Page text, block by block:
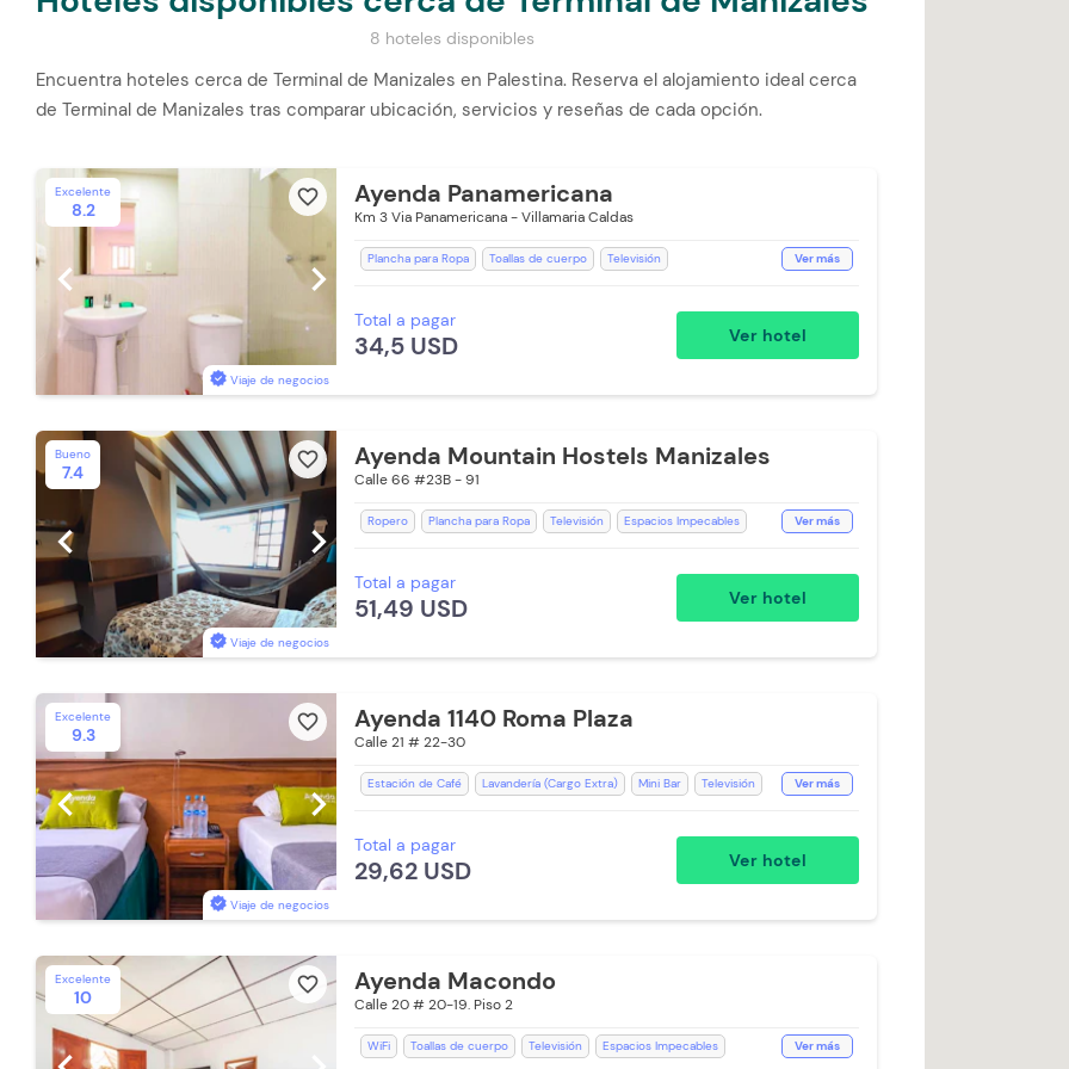
8 hoteles disponibles
Encuentra hoteles cerca de Terminal de Manizales en Palestina. Reserva el alojamiento ideal cerca
de Terminal de Manizales tras comparar ubicación, servicios y reseñas de cada opción.
Excelente
8.2
favorite_border
Viaje de negocios
chevron_left chevron_right
Ayenda Panamericana
Km 3 Via Panamericana - Villamaria Caldas
Plancha para Ropa Toallas de cuerpo
Televisión
Baño Privado
Lavandería (Cargo Extra)
Aceptan mascotas pequeñas (Cargo Extra)
Ver más
Total a pagar
34,5 USD Ver hotel
Bueno
7.4
favorite_border
Viaje de negocios
chevron_left chevron_right
Ayenda Mountain Hostels Manizales
Calle 66 #23B - 91
Ropero Plancha para Ropa Televisión
Espacios Impecables
Ducha
WiFi
Secador de pelo
Ver más
Total a pagar
51,49 USD Ver hotel
Excelente
9.3
favorite_border
Viaje de negocios
chevron_left chevron_right
Ayenda 1140 Roma Plaza
Calle 21 # 22-30
Estación de Café Lavandería (Cargo Extra) Mini Bar
Televisión
Baño Privado
Aceptan Mascotas
Toallas
Aceptan Niños
Ver más
Total a pagar
29,62 USD Ver hotel
Excelente
10
favorite_border Ayenda Macondo
Calle 20 # 20-19. Piso 2
WiFi Toallas de cuerpo Televisión
Espacios Impecables
Ver más